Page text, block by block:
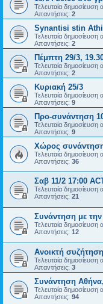
Τελευταία δημοσίευση
Απαντήσεις: 2
Synantisi stin
Τελευταία δημοσίευση
Απαντήσεις: 2
Πέμπτη 29/3,
Τελευταία δημοσίευση
Απαντήσεις: 2
Κυριακή 25/3
Τελευταία δημοσίευση
Απαντήσεις: 9
Προ-συνάντηση
Τελευταία δημοσίευση
Απαντήσεις: 9
Χώρος
Τελευταία δημοσίευση
Απαντήσεις: 36
Σαβ 11/2 17:00
Τελευταία δημοσίευση
Απαντήσεις: 21
Συνάντηση με
Τελευταία δημοσίευση
Απαντήσεις: 12
Ανοικτή
Τελευταία δημοσίευση
Απαντήσεις: 3
Συνάντηση
Τελευταία δημοσίευση
Απαντήσεις: 94